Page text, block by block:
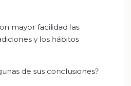
mayor facilidad las
y los hábitos
de sus conclusiones?